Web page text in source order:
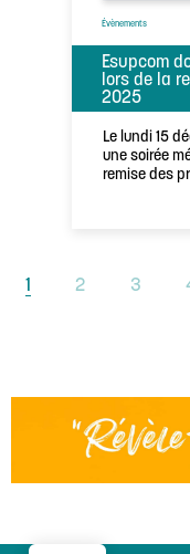
Évènements
Esupcom
lors de la
2025
Le lundi 15
une soirée
remise des
1 2 3